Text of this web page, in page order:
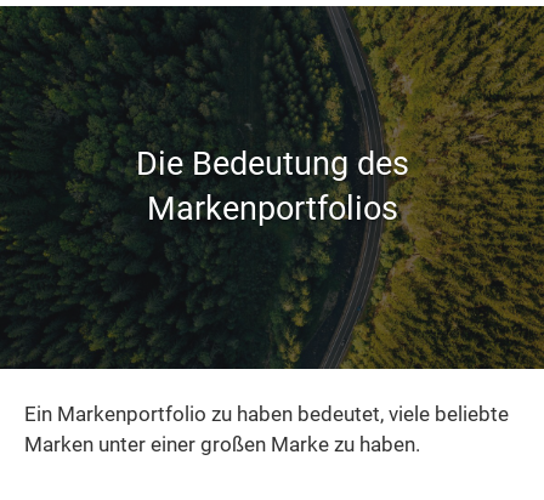
Die Bedeutung des
Markenportfolios
Ein Markenportfolio zu haben bedeutet, viele beliebte
Marken unter einer großen Marke zu haben.